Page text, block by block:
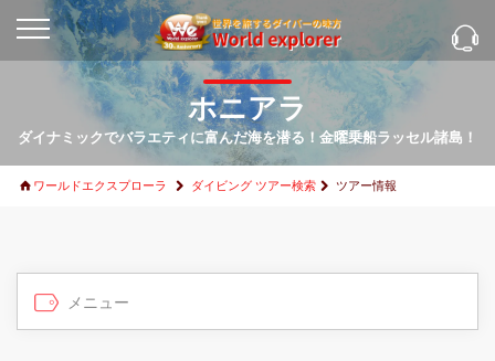
ホニアラ
ダイナミックでバラエティに富んだ海を潜る！金曜乗船ラッセル諸島！
ワールドエクスプローラ ダイビング ツアー検索 ツアー情報